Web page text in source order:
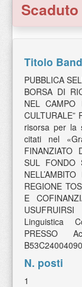
Documentazione
Scaduto
Titolo
PUBBLICA
BORSA DI
NEL CAMPO
CULTURALE”
risorsa per la
citati nel
FINANZIATO
SUL FONDO
REGIONE
E
Linguistica
PRESSO
N. posti
1